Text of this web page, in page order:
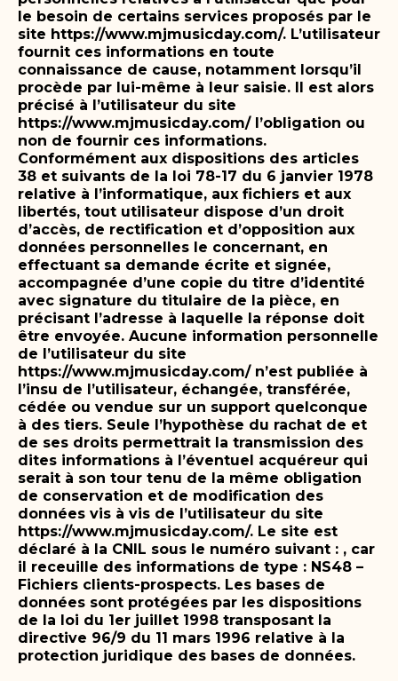
le besoin de certains services proposés par le
site https://www.mjmusicday.com/. L’utilisateur
fournit ces informations en toute
connaissance de cause, notamment lorsqu’il
procède par lui-même à leur saisie. Il est alors
précisé à l’utilisateur du site
https://www.mjmusicday.com/ l’obligation ou
non de fournir ces informations.
Conformément aux dispositions des articles
38 et suivants de la loi 78-17 du 6 janvier 1978
relative à l’informatique, aux fichiers et aux
libertés, tout utilisateur dispose d’un droit
d’accès, de rectification et d’opposition aux
données personnelles le concernant, en
effectuant sa demande écrite et signée,
accompagnée d’une copie du titre d’identité
avec signature du titulaire de la pièce, en
précisant l’adresse à laquelle la réponse doit
être envoyée. Aucune information personnelle
de l’utilisateur du site
https://www.mjmusicday.com/ n’est publiée à
l’insu de l’utilisateur, échangée, transférée,
cédée ou vendue sur un support quelconque
à des tiers. Seule l’hypothèse du rachat de et
de ses droits permettrait la transmission des
dites informations à l’éventuel acquéreur qui
serait à son tour tenu de la même obligation
de conservation et de modification des
données vis à vis de l’utilisateur du site
https://www.mjmusicday.com/. Le site est
déclaré à la CNIL sous le numéro suivant : , car
il receuille des informations de type : NS48 –
Fichiers clients-prospects. Les bases de
données sont protégées par les dispositions
de la loi du 1er juillet 1998 transposant la
directive 96/9 du 11 mars 1996 relative à la
protection juridique des bases de données.